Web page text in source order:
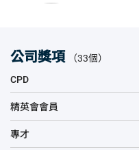
公司獎項
（33個）
CPD
精英會會員
專才